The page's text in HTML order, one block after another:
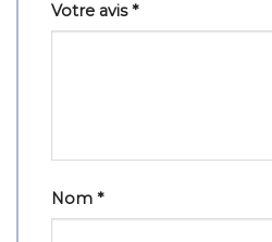
Votre avis*
Nom *